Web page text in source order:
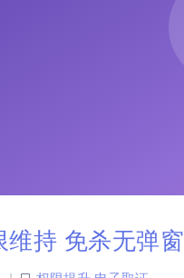
持 免杀无弹窗